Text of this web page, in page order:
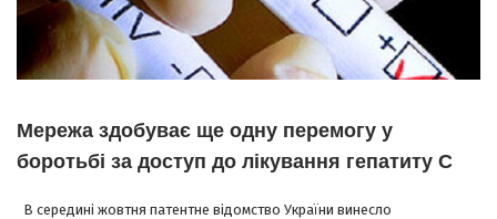
Мережа здобуває ще одну перемогу у
боротьбі за доступ до лікування гепатиту С
В середині жовтня патентне відомство України винесло